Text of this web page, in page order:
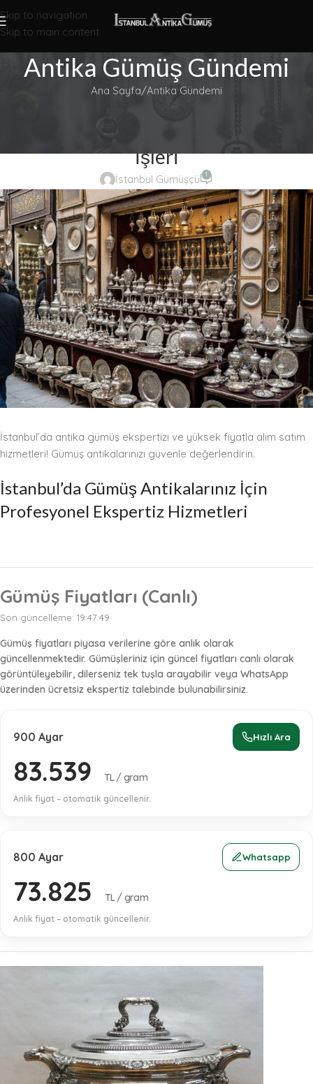
Skip to navigation
Skip to main content
Doldurun!
Antika Gümüş Gündemi
Ana Sayfa Antika Gündemi
İstanbul Antika Gümüş Ekspertiz
İşleri
İstanbul Gümüşçü 1
İstanbul’da antika gümüş ekspertizi ve yüksek fiyatla alım satım
hizmetleri! Gümüş antikalarınızı güvenle değerlendirin.
İstanbul’da Gümüş Antikalarınız İçin
Profesyonel Ekspertiz Hizmetleri
Gümüş Fiyatları (Canlı)
Son güncelleme: 19:47:49
Gümüş fiyatları piyasa verilerine göre anlık olarak
güncellenmektedir. Gümüşleriniz için güncel fiyatları canlı olarak
görüntüleyebilir, dilerseniz tek tuşla arayabilir veya WhatsApp
üzerinden ücretsiz ekspertiz talebinde bulunabilirsiniz.
900 Ayar Hızlı Ara
83.539 TL / gram
Anlık fiyat – otomatik güncellenir.
800 Ayar Whatsapp
73.825 TL / gram
Anlık fiyat – otomatik güncellenir.